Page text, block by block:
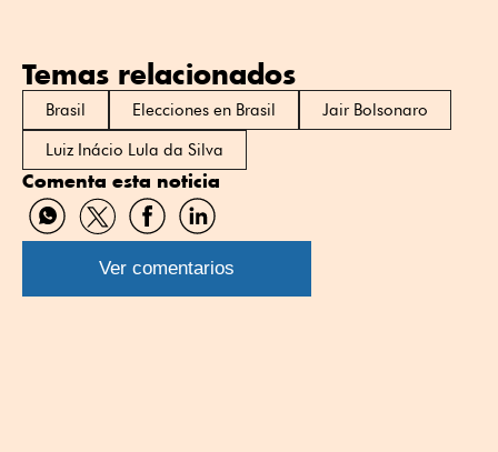
Temas relacionados
Brasil Elecciones en Brasil
Jair Bolsonaro
Luiz Inácio Lula da Silva
Comenta esta noticia
Compartir
por
WhatsApp
Compartir
por
Twitter
Compartir
por
Facebook
Compartir
por
Linkedin
Ver comentarios